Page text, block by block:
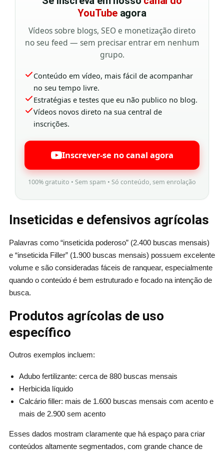
YouTubeagora
Vídeos sobre blogs, SEO e monetização direto
no seu feed — sem precisar entrar em nenhum
grupo.
Conteúdo em vídeo, mais fácil de acompanhar
no seu tempo livre.
Estratégias e testes que eu não publico no blog.
Vídeos novos direto na sua central de
inscrições.
Inscrever-se no canal agora
100% gratuito • Sem spam • Só conteúdo, sem enrolação
Inseticidas e defensivos agrícolas
Palavras como “inseticida poderoso” (2.400 buscas mensais)
e “inseticida Filler” (1.900 buscas mensais) possuem excelente
volume e são consideradas fáceis de ranquear, especialmente
quando o conteúdo é bem estruturado e focado na intenção de
busca.
Produtos agrícolas de uso
específico
Outros exemplos incluem:
Adubo fertilizante: cerca de 880 buscas mensais
Herbicida líquido
Calcário filler: mais de 1.600 buscas mensais com acento e
mais de 2.900 sem acento
Esses dados mostram claramente que há espaço para criar
conteúdos altamente segmentados, com grande chance de